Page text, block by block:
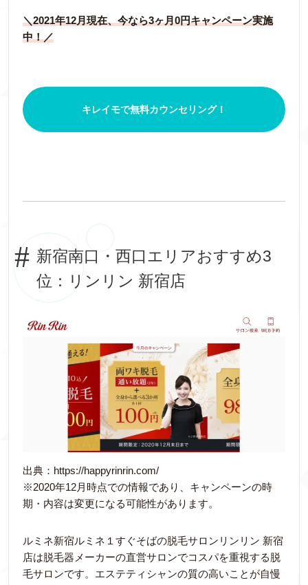
＼2021年12月現在、今なら3ヶ月0円キャンペーン実施
中！／
キレイモで無料カウンセリング！
新宿南口・西口エリアおすすめ3
位：リンリン 新宿店
出典：https://happyrinrin.com/
※2020年12月時点での情報であり、キャンペーンの時
期・内容は変更になる可能性があります。
ルミネ新宿ルミネ１すぐそばの脱毛サロンリンリン 新宿
店は脱毛器メーカーの直営サロンでコスパを重視する脱
毛サロンです。エステティシャンの質の高いことが自慢